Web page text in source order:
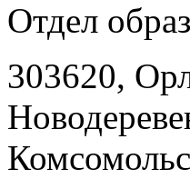
Отдел
303620,